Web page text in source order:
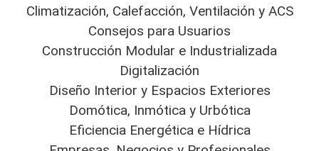
Climatización, Calefacción, Ventilación y ACS
Consejos para Usuarios
Construcción Modular e Industrializada
Digitalización
Diseño Interior y Espacios Exteriores
Domótica, Inmótica y Urbótica
Eficiencia Energética e Hídrica